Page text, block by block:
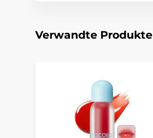
Verwandte Produkte